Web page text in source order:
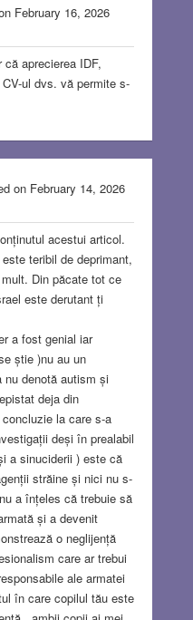
February 16, 2026
aprecierea IDF,
ul dvs. vă permite s-
on February 14, 2026
acestui articol.
teribil de deprimant,
Din păcate tot ce
este derutant ți
a fost genial iar
știe )nu au un
nu denotă autism și
deja din
la care s-a
deși în prealabil
a sinuciderii ) este că
străine și nici nu s-
a înțeles că trebuie să
și a devenit
o neglijență
care ar trebui
ale armatei
în care copilul tău este